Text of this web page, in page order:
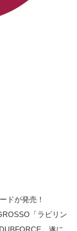
ドが発売！
「ラビリン
。遂に